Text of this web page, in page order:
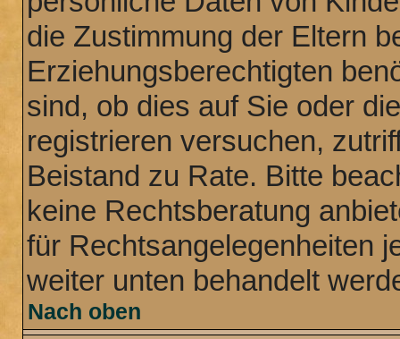
die Zustimmung der Eltern
Erziehungsberechtigten
sind, ob dies auf Sie oder
registrieren versuchen,
Beistand zu Rate. Bitte
keine Rechtsberatung
für Rechtsangelegenheiten
weiter unten behandelt
Nach oben